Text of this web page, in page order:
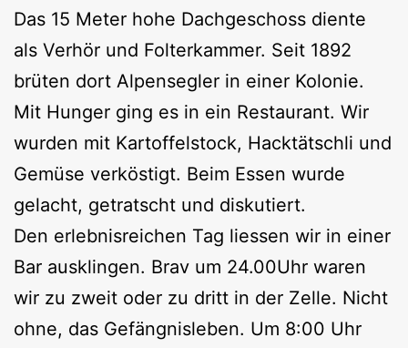
Das 15 Meter hohe Dachgeschoss diente
als Verhör und Folterkammer. Seit 1892
brüten dort Alpensegler in einer Kolonie.
Mit Hunger ging es in ein Restaurant. Wir
wurden mit Kartoffelstock, Hacktätschli und
Gemüse verköstigt. Beim Essen wurde
gelacht, getratscht und diskutiert.
Den erlebnisreichen Tag liessen wir in einer
Bar ausklingen. Brav um 24.00Uhr waren
wir zu zweit oder zu dritt in der Zelle. Nicht
ohne, das Gefängnisleben. Um 8:00 Uhr